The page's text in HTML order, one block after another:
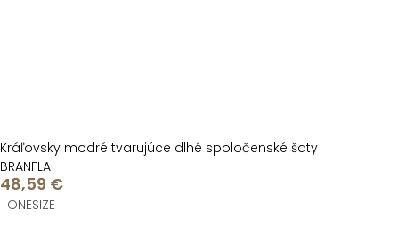
Kráľovsky modré tvarujúce dlhé spoločenské šaty
BRANFLA
48,59 €
ONESIZE